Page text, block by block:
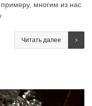
многим из нас
Читать далее